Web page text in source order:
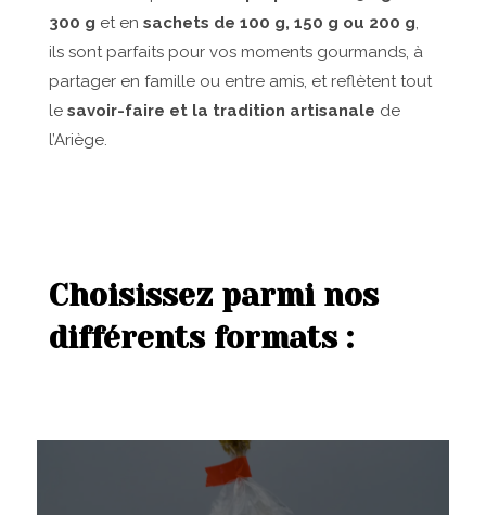
300 g et en sachets de 100 g, 150 g ou 200 g,
ils sont parfaits pour vos moments gourmands, à
partager en famille ou entre amis, et reflètent tout
le savoir-faire et la tradition artisanale de
l’Ariège.
Choisissez parmi nos
différents formats :